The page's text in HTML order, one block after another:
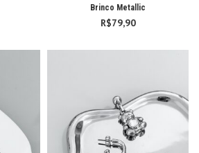
Brinco Metallic
R$79,90